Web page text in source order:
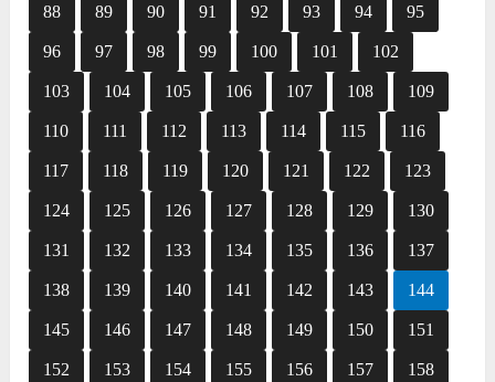
88 89 90 91 92 93 94 95
96 97 98 99 100 101 102
103 104 105 106 107 108 109
110 111 112 113 114 115 116
117 118 119 120 121 122 123
124 125 126 127 128 129 130
131 132 133 134 135 136 137
138 139 140 141 142 143 144
145 146 147 148 149 150 151
152 153 154 155 156 157 158